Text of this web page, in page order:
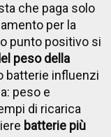
che paga solo
per la
punto positivo si
peso della
batterie influenzi
peso e
di ricarica
batterie più